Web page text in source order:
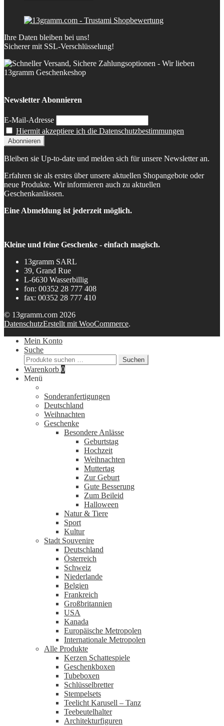
Ihre Daten bleiben bei uns!
Sicherer mit SSL-Verschlüsselung!
Newsletter Abonnieren
E-Mail-Adresse
Hiermit akzeptiere ich die Datenschutzbestimmungen
Bleiben sie Up-to-date und melden sich für unsere Newsletter an.
Erfahren sie als erstes über unsere aktuellen Shopangebote oder
neue Produkte. Wir informieren auch zu aktuellen
Geschenkanlässen.
Eine Abmeldung ist jederzeit möglich.
Kleine und feine Geschenke - einfach magisch.
13gramm SARL
39, Grand Rue
L-6630 Wasserbillig
fon: 00352 28 777 408
fax: 00352 28 777 410
© 13gramm.com 2026
DatenschutzErstellt mit WooCommerce.
Mein Konto
Suche
Suchen
nach:
Suchen
Warenkorb 0
Menü
Sonderanfertigungen
Deutschland
Weihnachten
Geschenke
Besondere Anlässe
Geburtstag
Hochzeit
Weihnachten
Muttertag
Zur Geburt
Gute Besserung
Zum Beileid
Halloween
Natur & Tiere
Sport
Kultur
Stadt Souvenire
Deutschland
Österreich
Schweiz
Niederlande
Belgien
Frankreich
Großbritannien
USA
Kanada
Europäische Metropolen
Internationale Metropolen
Alle Produkte
Kerzen Schattespiele
Geschenkboxen
Tubeboxen
Schlüsselbretter
Stempelsets
Teelicht Karusell – Tanz
Teebeutelhalter
Architekturfiguren